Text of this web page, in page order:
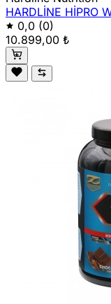
HARDLİNE HİPRO
0,0 (0)
10.899,00 ₺